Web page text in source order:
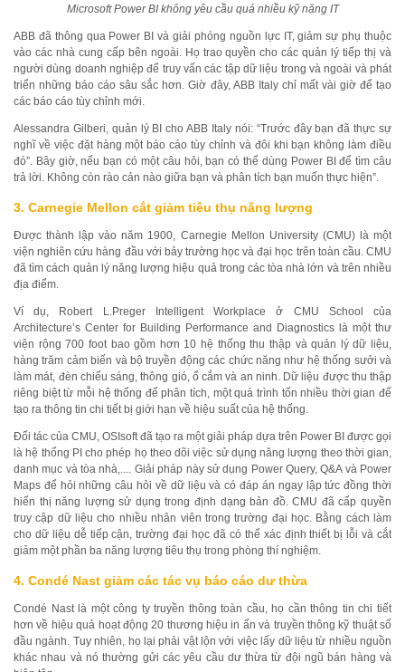
Microsoft Power BI không yêu cầu quá nhiều kỹ năng IT
ABB đã thông qua Power BI và giải phóng nguồn lực IT, giảm sự phụ thuộc
vào các nhà cung cấp bên ngoài. Họ trao quyền cho các quản lý tiếp thị và
người dùng doanh nghiệp để truy vấn các tập dữ liệu trong và ngoài và phát
triển những báo cáo sâu sắc hơn. Giờ đây, ABB Italy chỉ mất vài giờ để tạo
các báo cáo tùy chỉnh mới.
Alessandra Gilberi, quản lý BI cho ABB Italy nói: “Trước đây bạn đã thực sự
nghĩ về việc đặt hàng một báo cáo tùy chỉnh và đôi khi bạn không làm điều
đó”. Bây giờ, nếu bạn có một câu hỏi, bạn có thể dùng Power BI để tìm câu
trả lời. Không còn rào cản nào giữa bạn và phân tích bạn muốn thực hiện”.
3. Carnegie Mellon cắt giảm tiêu thụ năng lượng
Được thành lập vào năm 1900, Carnegie Mellon University (CMU) là một
viện nghiên cứu hàng đầu với bảy trường học và đại học trên toàn cầu. CMU
đã tìm cách quản lý năng lượng hiệu quả trong các tòa nhà lớn và trên nhiều
địa điểm.
Ví dụ, Robert L.Preger Intelligent Workplace ở CMU School của
Architecture’s Center for Building Performance and Diagnostics là một thư
viện rộng 700 foot bao gồm hơn 10 hệ thống thu thập và quản lý dữ liệu,
hàng trăm cảm biến và bộ truyền động các chức năng như hệ thống sưởi và
làm mát, đèn chiếu sáng, thông gió, ổ cắm và an ninh. Dữ liệu được thu thập
riêng biệt từ mỗi hệ thống để phân tích, một quá trình tốn nhiều thời gian để
tạo ra thông tin chi tiết bị giới hạn về hiệu suất của hệ thống.
Đối tác của CMU, OSIsoft đã tạo ra một giải pháp dựa trên Power BI được gọi
là hệ thống PI cho phép họ theo dõi việc sử dụng năng lượng theo thời gian,
danh mục và tòa nhà,.... Giải pháp này sử dụng Power Query, Q&A và Power
Maps để hỏi những câu hỏi về dữ liệu và có đáp án ngay lập tức đồng thời
hiển thị năng lượng sử dụng trong định dạng bản đồ. CMU đã cấp quyền
truy cập dữ liệu cho nhiều nhân viên trong trường đại học. Bằng cách làm
cho dữ liệu dễ tiếp cận, trường đại học đã có thể xác định thiết bị lỗi và cắt
giảm một phần ba năng lượng tiêu thụ trong phòng thí nghiệm.
4. Condé Nast giảm các tác vụ báo cáo dư thừa
Condé Nast là một công ty truyền thông toàn cầu, họ cần thông tin chi tiết
hơn về hiệu quả hoạt động 20 thương hiệu in ấn và truyền thông kỹ thuật số
đầu ngành. Tuy nhiên, họ lại phải vật lộn với việc lấy dữ liệu từ nhiều nguồn
khác nhau và nó thường gửi các yêu cầu dư thừa từ đội ngũ bán hàng và